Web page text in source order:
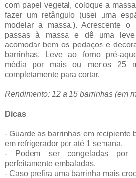
com papel vegetal, coloque a
fazer um retângulo (usei uma
modelar a massa.). Acrescente
passas à massa e dê uma leve
acomodar bem os pedaços e
barrinhas. Leve ao forno pré-
média por mais ou menos 25
completamente para cortar.
Rendimento: 12 a 15 barrinhas (em
Dicas
- Guarde as barrinhas em recipiente
em refrigerador por até 1 semana.
- Podem ser congeladas por
perfeitamente embaladas.
- Caso prefira uma barrinha mais